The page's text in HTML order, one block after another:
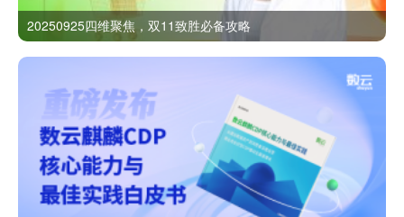
20250925四维聚焦，双11致胜必备攻略